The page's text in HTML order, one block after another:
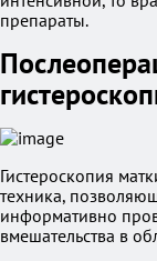
препараты.
Гистероскопия
техника,
информативно
вмешательства в